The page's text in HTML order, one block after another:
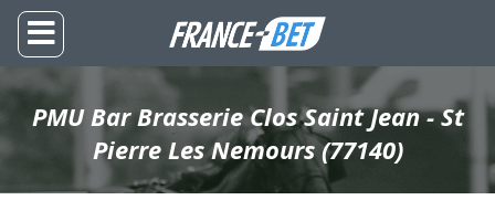
PMU Bar Brasserie Clos Saint Jean - St
Pierre Les Nemours (77140)